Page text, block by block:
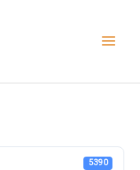
5390